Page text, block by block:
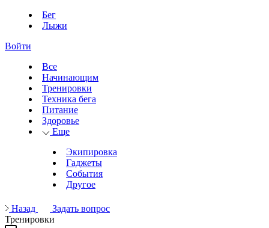
Бег
Лыжи
Войти
Все
Начинающим
Тренировки
Техника бега
Питание
Здоровье
Еще
Экипировка
Гаджеты
События
Другое
Назад
Задать вопрос
Тренировки